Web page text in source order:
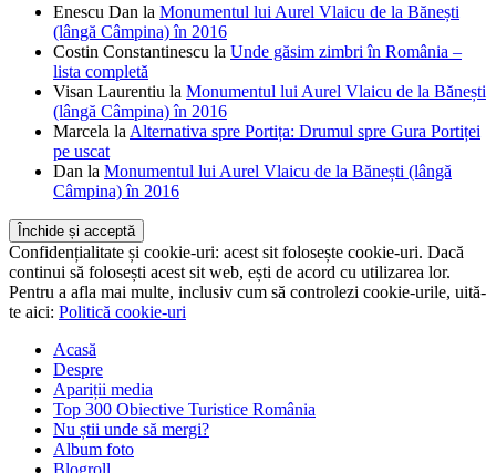
Enescu Dan la Monumentul lui Aurel Vlaicu de la Bănești
(lângă Câmpina) în 2016
Costin Constantinescu la Unde găsim zimbri în România –
lista completă
Visan Laurentiu la Monumentul lui Aurel Vlaicu de la Bănești
(lângă Câmpina) în 2016
Marcela la Alternativa spre Portița: Drumul spre Gura Portiței
pe uscat
Dan la Monumentul lui Aurel Vlaicu de la Bănești (lângă
Câmpina) în 2016
Confidențialitate și cookie-uri: acest sit folosește cookie-uri. Dacă
continui să folosești acest sit web, ești de acord cu utilizarea lor.
Pentru a afla mai multe, inclusiv cum să controlezi cookie-urile, uită-
te aici: Politică cookie-uri
Acasă
Despre
Apariții media
Top 300 Obiective Turistice România
Nu știi unde să mergi?
Album foto
Blogroll